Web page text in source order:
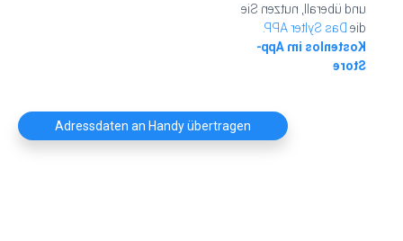
und überall, nutzen Sie
die
Das Sylter APP.
Kostenlos im App-
Store
Adressdaten an Handy übertragen